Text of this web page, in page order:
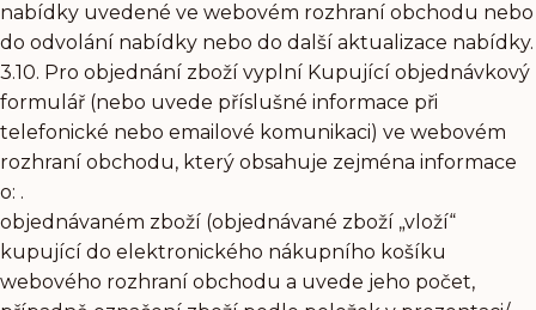
nabídky uvedené ve webovém rozhraní obchodu nebo
do odvolání nabídky nebo do další aktualizace nabídky.
3.10. Pro objednání zboží vyplní Kupující objednávkový
formulář (nebo uvede příslušné informace při
telefonické nebo emailové komunikaci) ve webovém
rozhraní obchodu, který obsahuje zejména informace
o: .
objednávaném zboží (objednávané zboží „vloží“
kupující do elektronického nákupního košíku
webového rozhraní obchodu a uvede jeho počet,